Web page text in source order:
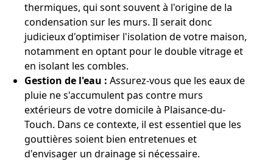
thermiques, qui sont souvent à l'origine de la
condensation sur les murs. Il serait donc
judicieux d'optimiser l'isolation de votre maison,
notamment en optant pour le double vitrage et
en isolant les combles.
Gestion de l'eau : Assurez-vous que les eaux de
pluie ne s'accumulent pas contre murs
extérieurs de votre domicile à Plaisance-du-
Touch. Dans ce contexte, il est essentiel que les
gouttières soient bien entretenues et
d'envisager un drainage si nécessaire.